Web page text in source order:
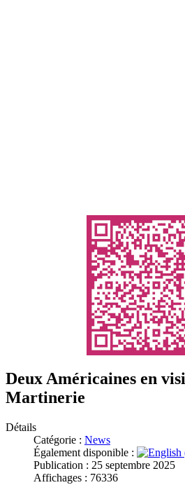
Deux Américaines en
Martinerie
Détails
Catégorie : News
Également disponible :
Publication : 25 septembre 2025
Affichages : 76336